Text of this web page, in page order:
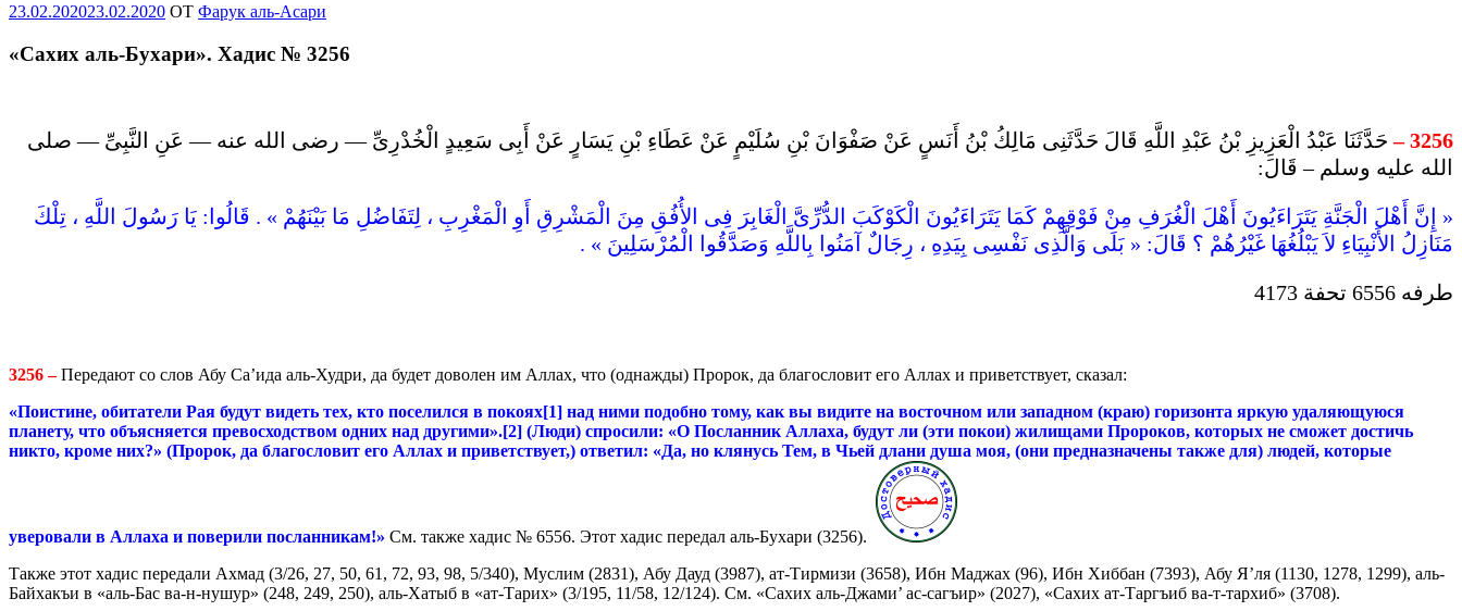
Опубликовано
23.02.202023.02.2020 OT Фарук аль-Асари
«Сахих аль-Бухари». Хадис № 3256
3256
–حَدَّثَنَا عَبْدُ الْعَزِيزِ بْنُ عَبْدِ اللَّهِ قَالَ حَدَّثَنِى مَالِكُ بْنُ أَنَسٍ عَنْ صَفْوَانَ بْنِ سُلَيْمٍ عَنْ عَطَاءِ بْنِ يَسَارٍ عَنْ أَبِى سَعِيدٍ الْخُدْرِىِّ — رضى الله عنه — عَنِ النَّبِىِّ — صلى
الله عليه وسلم – قَالَ:
« إِنَّ أَهْلَ الْجَنَّةِ يَتَرَاءَيُونَ أَهْلَ الْغُرَفِ مِنْ فَوْقِهِمْ كَمَا يَتَرَاءَيُونَ الْكَوْكَبَ الدُّرِّىَّ الْغَابِرَ فِى الأُفُقِ مِنَ الْمَشْرِقِ أَوِ الْمَغْرِبِ ، لِتَفَاضُلِ مَا بَيْنَهُمْ » . قَالُوا: يَا رَسُولَ اللَّهِ ، تِلْكَ
مَنَازِلُ الأَنْبِيَاءِ لاَ يَبْلُغُهَا غَيْرُهُمْ ؟ قَالَ: « بَلَى وَالَّذِى نَفْسِى بِيَدِهِ ، رِجَالٌ آمَنُوا بِاللَّهِ وَصَدَّقُوا الْمُرْسَلِينَ » .
طرفه 6556 تحفة 4173
3256 – Передают со слов Абу Са’ида аль-Худри, да будет доволен им Аллах, что (однажды) Пророк, да благословит его Аллах и приветствует, сказал:
«Поистине, обитатели Рая будут видеть тех, кто поселился в покоях[1] над ними подобно тому, как вы видите на восточном или западном (краю) горизонта яркую удаляющуюся
планету, что объясняется превосходством одних над другими».[2] (Люди) спросили: «О Посланник Аллаха, будут ли (эти покои) жилищами Пророков, которых не сможет достичь
никто, кроме них?» (Пророк, да благословит его Аллах и приветствует,) ответил: «Да, но клянусь Тем, в Чьей длани душа моя, (они предназначены также для) людей, которые
уверовали в Аллаха и поверили посланникам!» См. также хадис № 6556. Этот хадис передал аль-Бухари (3256).
Также этот хадис передали Ахмад (3/26, 27, 50, 61, 72, 93, 98, 5/340), Муслим (2831), Абу Дауд (3987), ат-Тирмизи (3658), Ибн Маджах (96), Ибн Хиббан (7393), Абу Я’ля (1130, 1278, 1299), аль-
Байхакъи в «аль-Бас ва-н-нушур» (248, 249, 250), аль-Хатыб в «ат-Тарих» (3/195, 11/58, 12/124). См. «Сахих аль-Джами’ ас-сагъир» (2027), «Сахих ат-Таргъиб ва-т-тархиб» (3708).